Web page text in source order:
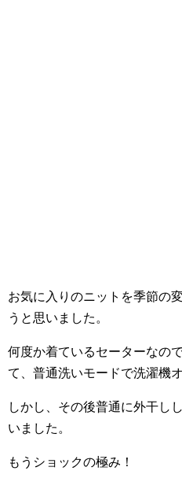
お気に入りのニットを季節の
うと思いました。
何度か着ているセーターなの
て、普通洗いモードで洗濯機オ
しかし、その後普通に外干し
いました。
もうショックの極み！